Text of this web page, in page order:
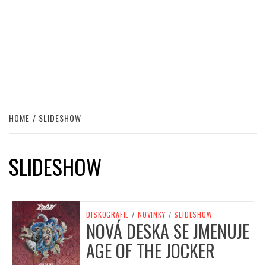
HOME SLIDESHOW
SLIDESHOW
DISKOGRAFIE / NOVINKY / SLIDESHOW
NOVÁ DESKA SE JMENUJE
AGE OF THE JOCKER